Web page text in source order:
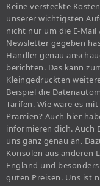
Keine versteckte
unserer wichtigsten
nicht nur um die E-Mail
Newsletter gegeben
Händler genau
berichten. Das kann
Kleingedruckten
Beispiel die
Tarifen. Wie wäre es
Prämien? Auch hier
informieren dich. Auch
uns ganz genau an.
Konsolen aus anderen
England und
guten Preisen. Uns ist